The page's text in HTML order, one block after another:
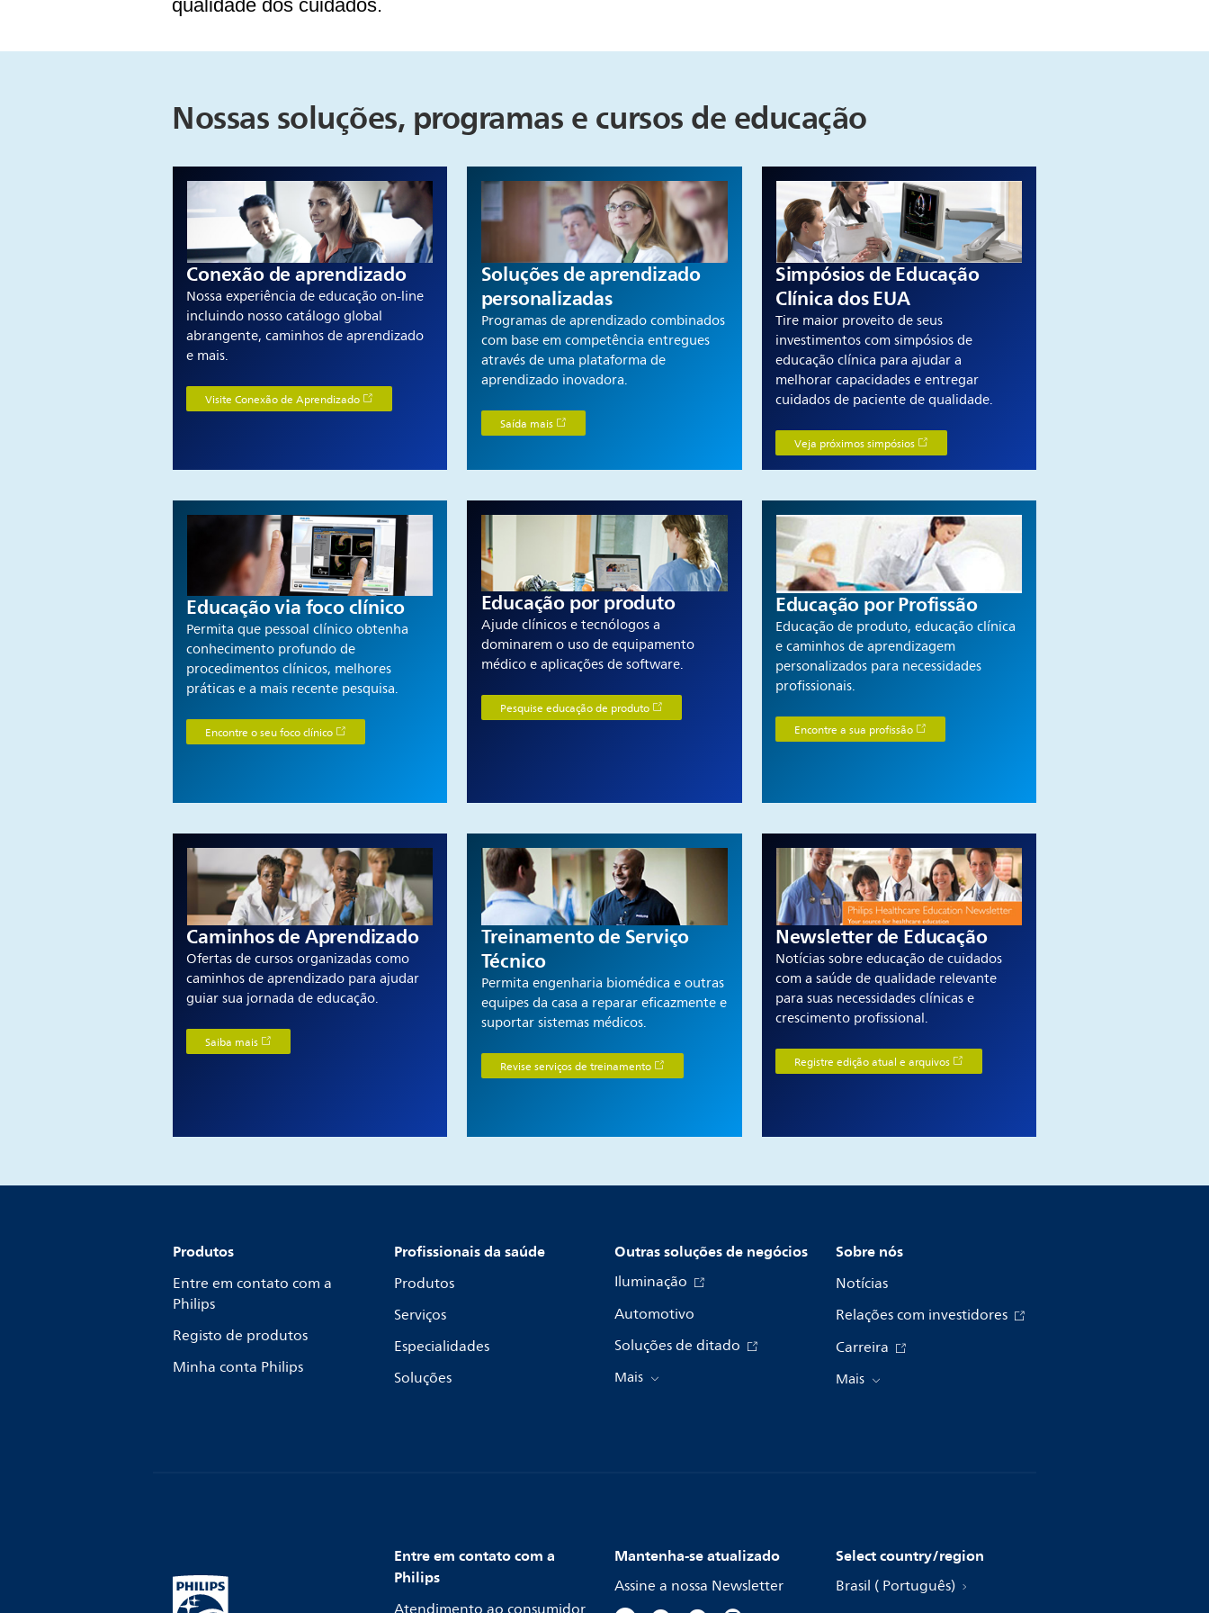
qualidade dos cuidados.
Nossas soluções, programas e cursos de educação
Conexão de aprendizado
Nossa experiência de educação on-line
incluindo nosso catálogo global
abrangente, caminhos de aprendizado
e mais.
Visite Conexão de Aprendizado
Soluções de aprendizado
personalizadas
Programas de aprendizado combinados
com base em competência entregues
através de uma plataforma de
aprendizado inovadora.
Saída mais
Simpósios de Educação
Clínica dos EUA
Tire maior proveito de seus
investimentos com simpósios de
educação clínica para ajudar a
melhorar capacidades e entregar
cuidados de paciente de qualidade.
Veja próximos simpósios
Educação via foco clínico
Permita que pessoal clínico obtenha
conhecimento profundo de
procedimentos clínicos, melhores
práticas e a mais recente pesquisa.
Encontre o seu foco clínico
Educação por produto
Ajude clínicos e tecnólogos a
dominarem o uso de equipamento
médico e aplicações de software.
Pesquise educação de produto
Educação por Profissão
Educação de produto, educação clínica
e caminhos de aprendizagem
personalizados para necessidades
profissionais.
Encontre a sua profissão
Caminhos de Aprendizado
Ofertas de cursos organizadas como
caminhos de aprendizado para ajudar
guiar sua jornada de educação.
Saiba mais
Treinamento de Serviço
Técnico
Permita engenharia biomédica e outras
equipes da casa a reparar eficazmente e
suportar sistemas médicos.
Revise serviços de treinamento
Newsletter de Educação
Notícias sobre educação de cuidados
com a saúde de qualidade relevante
para suas necessidades clínicas e
crescimento profissional.
Registre edição atual e arquivos
Produtos
Entre em contato com a
Philips
Registo de produtos
Minha conta Philips
Profissionais da saúde
Produtos
Serviços
Especialidades
Soluções
Outras soluções de negócios
Iluminação
Automotivo
Soluções de ditado
Mais
Sobre nós
Notícias
Relações com investidores
Carreira
Mais
Entre em contato com a
Philips
Mantenha-se atualizado
Assine a nossa Newsletter
Select country/region
Brasil ( Português)